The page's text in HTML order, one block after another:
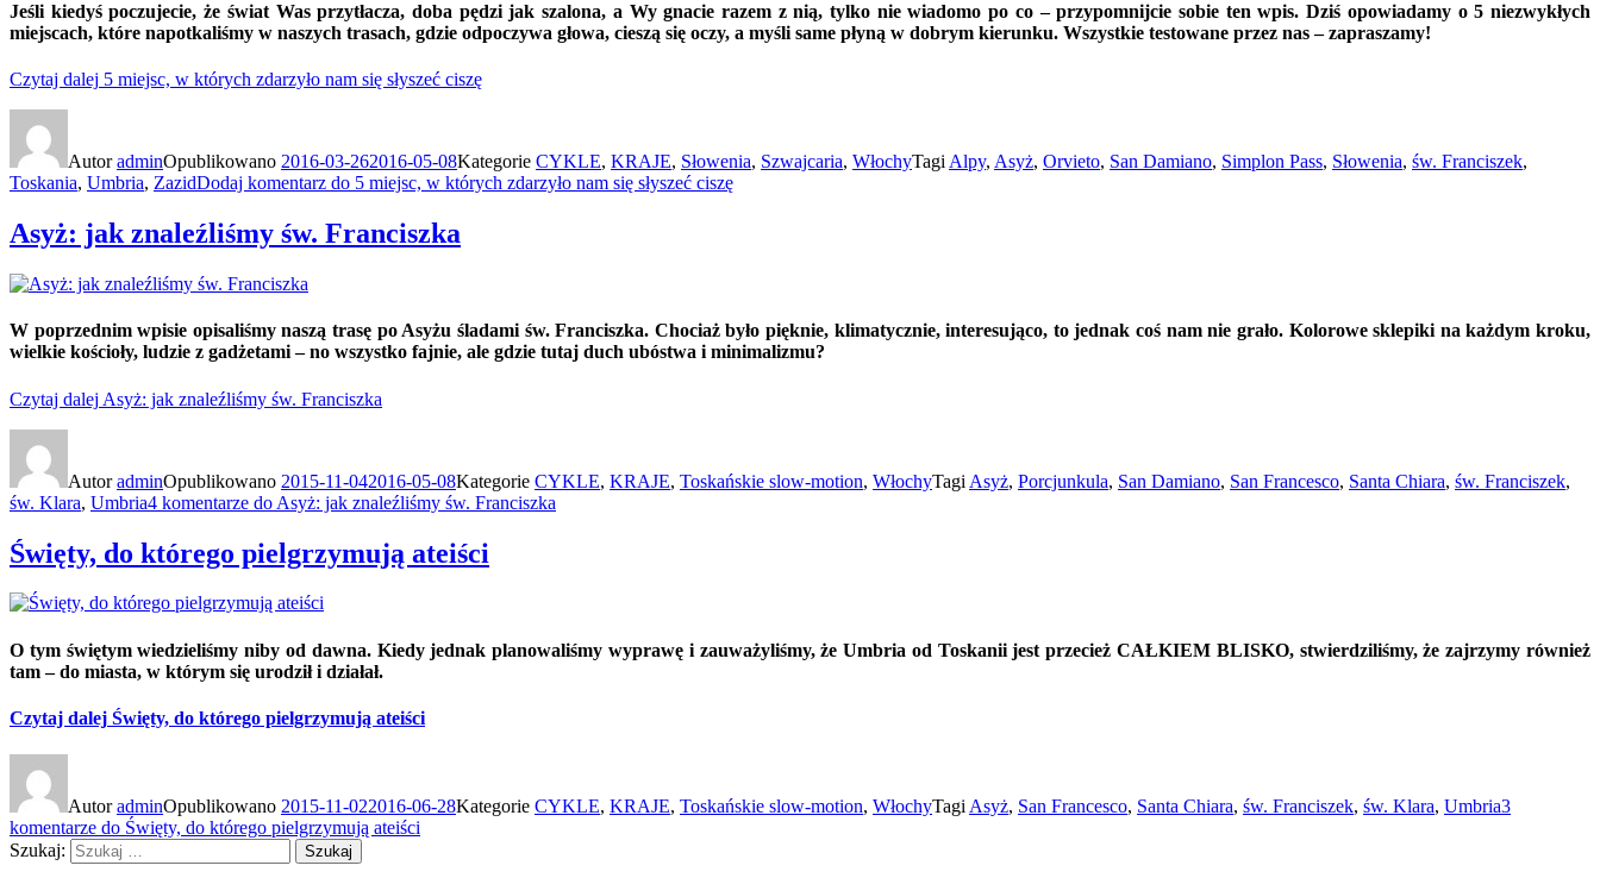
Jeśli kiedyś poczujecie, że świat Was przytłacza, doba pędzi jak szalona, a Wy gnacie razem z nią, tylko nie wiadomo po co – przypomnijcie sobie ten wpis. Dziś opowiadamy o 5 niezwykłych
miejscach, które napotkaliśmy w naszych trasach, gdzie odpoczywa głowa, cieszą się oczy, a myśli same płyną w dobrym kierunku. Wszystkie testowane przez nas – zapraszamy!
Czytaj dalej 5 miejsc, w których zdarzyło nam się słyszeć ciszę
AutoradminOpublikowano 2016-03-262016-05-08Kategorie CYKLE, KRAJE, Słowenia, Szwajcaria, WłochyTagi Alpy, Asyż, Orvieto, San Damiano, Simplon Pass, Słowenia, św. Franciszek,
Toskania, Umbria, ZazidDodaj komentarz do 5 miejsc, w których zdarzyło nam się słyszeć ciszę
Asyż: jak znaleźliśmy św. Franciszka
W poprzednim wpisie opisaliśmy naszą trasę po Asyżu śladami św. Franciszka. Chociaż było pięknie, klimatycznie, interesująco, to jednak coś nam nie grało. Kolorowe sklepiki na każdym kroku,
wielkie kościoły, ludzie z gadżetami – no wszystko fajnie, ale gdzie tutaj duch ubóstwa i minimalizmu?
Czytaj dalej Asyż: jak znaleźliśmy św. Franciszka
AutoradminOpublikowano 2015-11-042016-05-08Kategorie CYKLE, KRAJE, Toskańskie slow-motion, WłochyTagi Asyż, Porcjunkula, San Damiano, San Francesco, Santa Chiara, św. Franciszek,
św. Klara, Umbria4 komentarze do Asyż: jak znaleźliśmy św. Franciszka
Święty, do którego pielgrzymują ateiści
O tym świętym wiedzieliśmy niby od dawna. Kiedy jednak planowaliśmy wyprawę i zauważyliśmy, że Umbria od Toskanii jest przecież CAŁKIEM BLISKO, stwierdziliśmy, że zajrzymy również
tam – do miasta, w którym się urodził i działał.
Czytaj dalej Święty, do którego pielgrzymują ateiści
AutoradminOpublikowano 2015-11-022016-06-28Kategorie CYKLE, KRAJE, Toskańskie slow-motion, WłochyTagi Asyż, San Francesco, Santa Chiara, św. Franciszek, św. Klara, Umbria3
komentarze do Święty, do którego pielgrzymują ateiści
Szukaj:
Szukaj